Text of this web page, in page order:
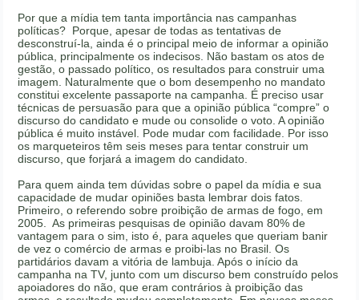
Por que a mídia tem tanta importância nas campanhas
políticas? Porque, apesar de todas as tentativas de
desconstruí-la, ainda é o principal meio de informar a opinião
pública, principalmente os indecisos. Não bastam os atos de
gestão, o passado político, os resultados para construir uma
imagem. Naturalmente que o bom desempenho no mandato
constitui excelente passaporte na campanha. É preciso usar
técnicas de persuasão para que a opinião pública “compre” o
discurso do candidato e mude ou consolide o voto. A opinião
pública é muito instável. Pode mudar com facilidade. Por isso
os marqueteiros têm seis meses para tentar construir um
discurso, que forjará a imagem do candidato.
Para quem ainda tem dúvidas sobre o papel da mídia e sua
capacidade de mudar opiniões basta lembrar dois fatos.
Primeiro, o referendo sobre proibição de armas de fogo, em
2005. As primeiras pesquisas de opinião davam 80% de
vantagem para o sim, isto é, para aqueles que queriam banir
de vez o comércio de armas e proibi-las no Brasil. Os
partidários davam a vitória de lambuja. Após o início da
campanha na TV, junto com um discurso bem construído pelos
apoiadores do não, que eram contrários à proibição das